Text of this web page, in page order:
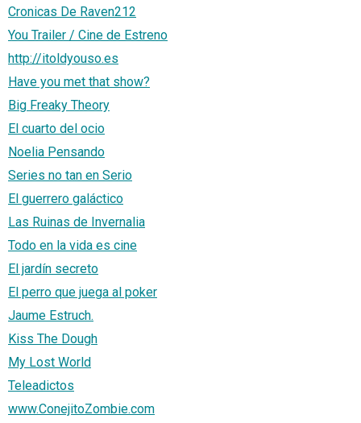
Cronicas De Raven212
You Trailer / Cine de Estreno
http://itoldyouso.es
Have you met that show?
Big Freaky Theory
El cuarto del ocio
Noelia Pensando
Series no tan en Serio
El guerrero galáctico
Las Ruinas de Invernalia
Todo en la vida es cine
El jardín secreto
El perro que juega al poker
Jaume Estruch.
Kiss The Dough
My Lost World
Teleadictos
www.ConejitoZombie.com